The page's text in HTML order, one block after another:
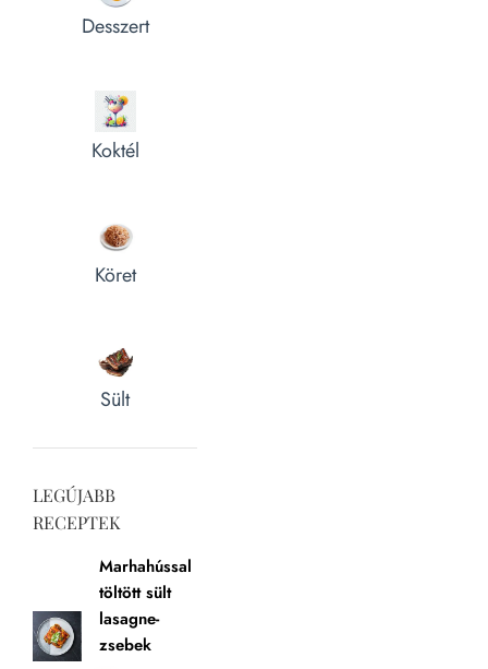
Desszert
Koktél
Köret
Sült
LEGÚJABB
RECEPTEK
Marhahússal
töltött sült
lasagne-
zsebek